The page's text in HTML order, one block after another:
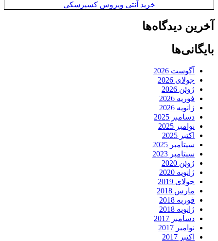
خرید آنتی ویروس کسپرسکی
آخرین دیدگاه‌ها
بایگانی‌ها
آگوست 2026
جولای 2026
ژوئن 2026
فوریه 2026
ژانویه 2026
دسامبر 2025
نوامبر 2025
اکتبر 2025
سپتامبر 2025
سپتامبر 2023
ژوئن 2020
ژانویه 2020
جولای 2019
مارس 2018
فوریه 2018
ژانویه 2018
دسامبر 2017
نوامبر 2017
اکتبر 2017